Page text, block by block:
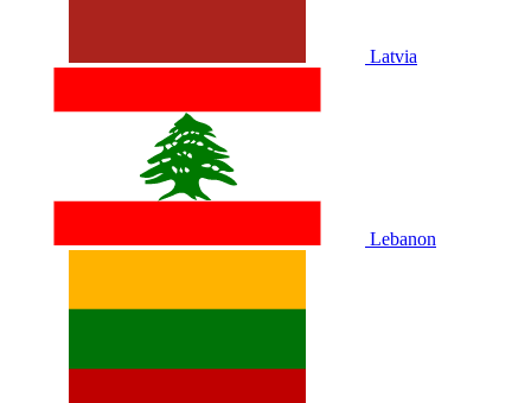
Latvia
Lebanon